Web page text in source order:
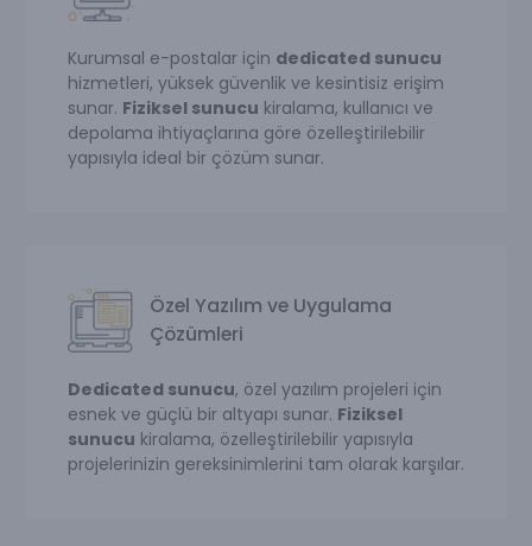
Kurumsal e-postalar için dedicated sunucu
hizmetleri, yüksek güvenlik ve kesintisiz erişim
sunar. Fiziksel sunucu kiralama, kullanıcı ve
depolama ihtiyaçlarına göre özelleştirilebilir
yapısıyla ideal bir çözüm sunar.
Özel Yazılım ve Uygulama
Çözümleri
Dedicated sunucu, özel yazılım projeleri için
esnek ve güçlü bir altyapı sunar. Fiziksel
sunucu kiralama, özelleştirilebilir yapısıyla
projelerinizin gereksinimlerini tam olarak karşılar.